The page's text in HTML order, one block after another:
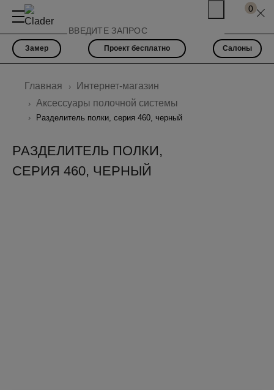
0
Замер Проект бесплатно Салоны
Главная
Интернет-магазин
Аксессуары полочной системы
Разделитель полки, серия 460, черный
РАЗДЕЛИТЕЛЬ ПОЛКИ,
СЕРИЯ 460, ЧЕРНЫЙ